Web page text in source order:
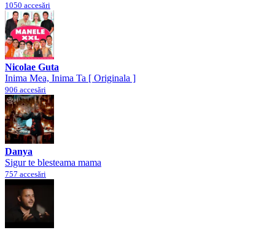
1050 accesări
Nicolae Guta
Inima Mea, Inima Ta [ Originala ]
906 accesări
Danya
Sigur te blesteama mama
757 accesări